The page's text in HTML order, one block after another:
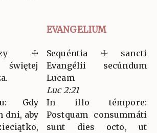
EVANGELIUM
☩
Gdy
dni, aby
Sequéntia ☩ sancti
Evangélii secúndum
Lucam
Luc 2:21
In illo témpore:
Postquam consummáti
sunt dies octo, ut